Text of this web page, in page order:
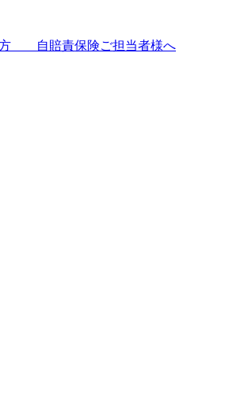
方 自賠責保険ご担当者様へ